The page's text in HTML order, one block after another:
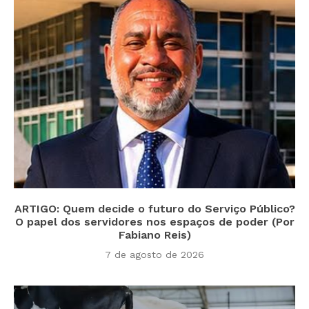
ARTIGO: Quem decide o futuro do Serviço Público?
O papel dos servidores nos espaços de poder (Por
Fabiano Reis)
7 de agosto de 2026